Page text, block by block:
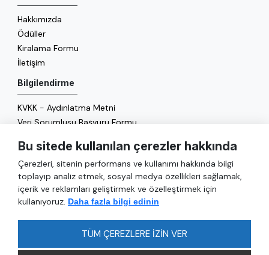
Hakkımızda
Ödüller
Kiralama Formu
İletişim
Bilgilendirme
KVKK - Aydınlatma Metni
Veri Sorumlusu Başvuru Formu
Enerji Politikası
Genel
Hizmetler
Bu sitede kullanılan çerezler hakkında
Çerezleri, sitenin performans ve kullanımı hakkında bilgi
toplayıp analiz etmek, sosyal medya özellikleri sağlamak,
içerik ve reklamları geliştirmek ve özelleştirmek için
kullanıyoruz. Daha fazla bilgi edinin
TÜM ÇEREZLERE İZİN VER